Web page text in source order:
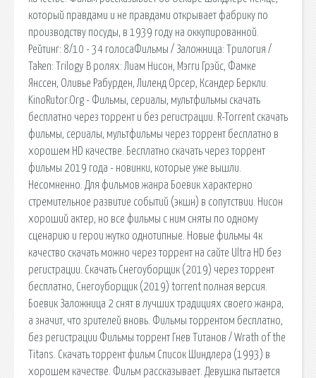
который правдами и не правдами открывает фабрику по
производству посуды, в 1939 году на оккупированной.
Рейтинг: 8/10 - 34 голосаФильмы / Заложница: Трилогия /
Taken: Trilogy В ролях: Лиам Нисон, Мэгги Грэйс, Фамке
Янссен, Оливье Рабурден, Лиленд Орсер, Ксандер Беркли.
KinoRutor.Org - Фильмы, сериалы, мультфильмы скачать
бесплатно через торрент и без регистрации. R-Torrent скачать
фильмы, сериалы, мультфильмы через торрент бесплатно в
хорошем HD качестве. Бесплатно скачать через торрент
фильмы 2019 года - новинки, которые уже вышли.
Несомненно. Для фильмов жанра Боевик характерно
стремительное развитие событий (экшн) в сопутствии. Нисон
хороший актер, но все фильмы с ним сняты по одному
сценарию и герои жутко однотипные. Новые фильмы 4к
качество скачать можно через торрент на сайте Ultra HD без
регистрации. Скачать Снегоуборщик (2019) через торрент
бесплатно, Снегоуборщик (2019) torrent полная версия.
Боевик Заложница 2 снят в лучших традициях своего жанра,
а значит, что зрителей вновь. Фильмы торрентом бесплатно,
без регистрации Фильмы торрент Гнев Титанов / Wrath of the
Titans. Скачать торрент фильм Список Шиндлера (1993) в
хорошем качестве. Фильм рассказывает. Девушка пытается